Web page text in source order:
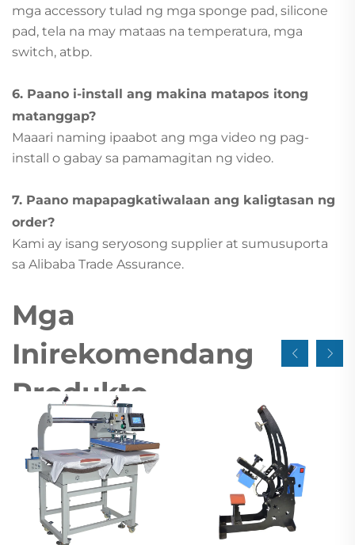
mga accessory tulad ng mga sponge pad, silicone
pad, tela na may mataas na temperatura, mga
switch, atbp.
6. Paano i-install ang makina matapos itong
matanggap?
Maaari naming ipaabot ang mga video ng pag-
install o gabay sa pamamagitan ng video.
7. Paano mapapagkatiwalaan ang kaligtasan ng
order?
Kami ay isang seryosong supplier at sumusuporta
sa Alibaba Trade Assurance.
Mga
Inirekomendang
Produkto